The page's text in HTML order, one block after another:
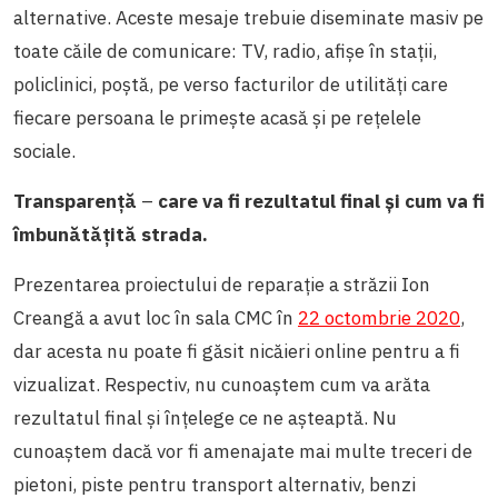
alternative. Aceste mesaje trebuie diseminate masiv pe
toate căile de comunicare: TV, radio, afișe în stații,
policlinici, poștă, pe verso facturilor de utilități care
fiecare persoana le primește acasă și pe rețelele
sociale.
Transparență – care va fi rezultatul final și cum va fi
îmbunătățită strada.
Prezentarea proiectului de reparație a străzii Ion
Creangă a avut loc în sala CMC în 22 octombrie 2020,
dar acesta nu poate fi găsit nicăieri online pentru a fi
vizualizat. Respectiv, nu cunoaștem cum va arăta
rezultatul final și înțelege ce ne așteaptă. Nu
cunoaștem dacă vor fi amenajate mai multe treceri de
pietoni, piste pentru transport alternativ, benzi